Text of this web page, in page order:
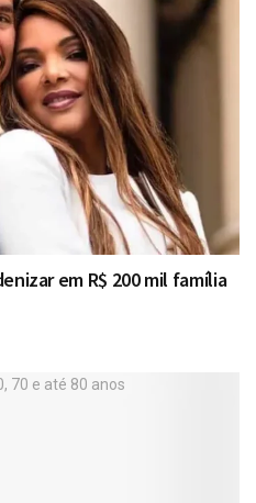
em R$ 200 mil família